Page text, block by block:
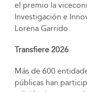
el premio la
Investigación e
Lorena Garrido.
Transfiere 2026
Más de 600
públicas han